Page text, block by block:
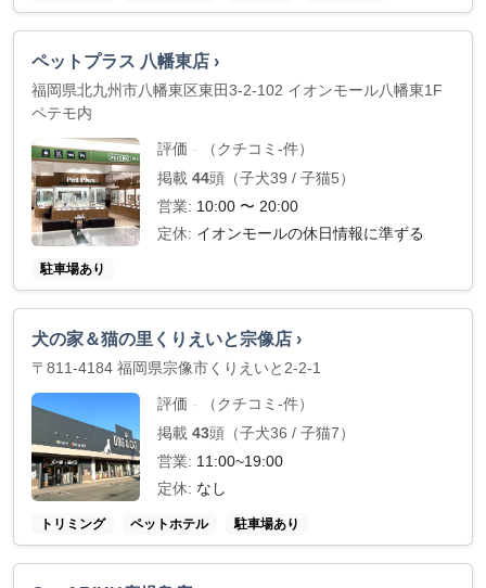
ペットプラス 八幡東店 ›
福岡県北九州市八幡東区東田3-2-102 イオンモール八幡東1F
ペテモ内
評価 -
（クチコミ-件）
掲載 44頭（子犬39 / 子猫5）
営業: 10:00 〜 20:00
定休: イオンモールの休日情報に準ずる
駐車場あり
犬の家＆猫の里くりえいと宗像店 ›
〒811-4184 福岡県宗像市くりえいと2-2-1
評価 -
（クチコミ-件）
掲載 43頭（子犬36 / 子猫7）
営業: 11:00~19:00
定休: なし
トリミング ペットホテル 駐車場あり